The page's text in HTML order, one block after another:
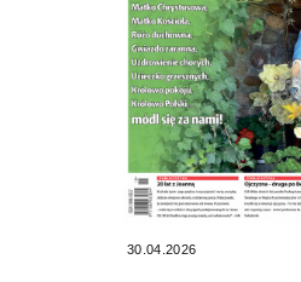
30.04.2026